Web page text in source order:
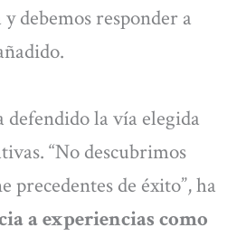
debemos responder a
la vía elegida
“No descubrimos
precedentes de éxito”, ha
a experiencias como